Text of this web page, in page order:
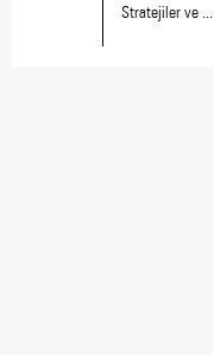
Stratejiler ve ...